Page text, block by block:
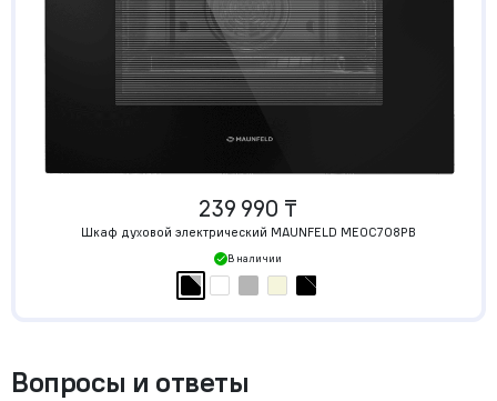
Вопросы и ответы
239 990 ₸
Шкаф духовой электрический MAUNFELD MEOC708PB
В наличии